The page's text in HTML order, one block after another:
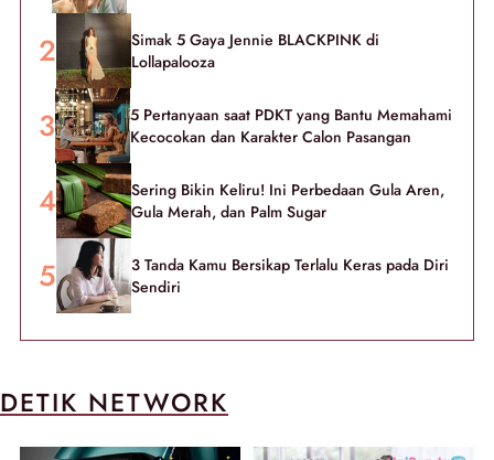
Simak 5 Gaya Jennie BLACKPINK di
Lollapalooza
5 Pertanyaan saat PDKT yang Bantu Memahami
Kecocokan dan Karakter Calon Pasangan
Sering Bikin Keliru! Ini Perbedaan Gula Aren,
Gula Merah, dan Palm Sugar
3 Tanda Kamu Bersikap Terlalu Keras pada Diri
Sendiri
DETIK NETWORK